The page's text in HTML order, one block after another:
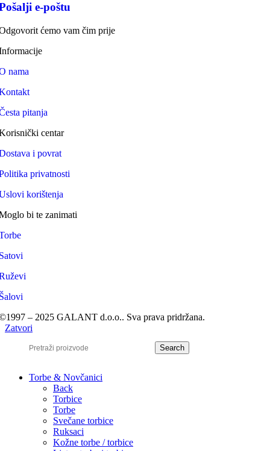
e-poštu
ćemo vam čim prije
nama
pitanja
centar
i povrat
privatnosti
korištenja
bi te zanimati
– 2025 GALANT d.o.o.. Sva prava pridržana.
Zatvori
Search
Torbe & Novčanici
Back
Torbice
Torbe
Svečane torbice
Ruksaci
Kožne torbe / torbice